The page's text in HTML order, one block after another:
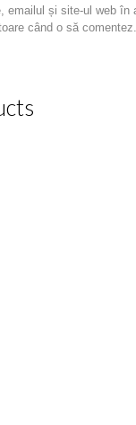
emailul și site-ul web în
când o să comentez.